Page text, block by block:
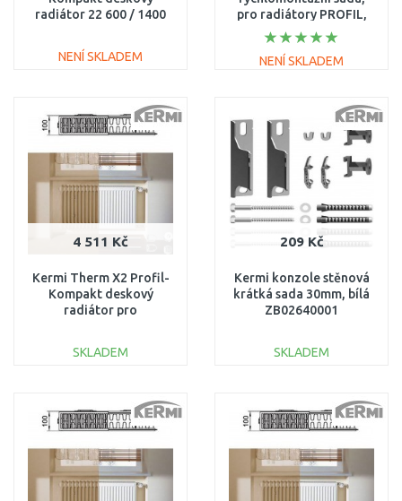
radiátor 22 600 / 1400
NENÍ SKLADEM
Porovnat
pro radiátory PROFIL,
Typ 22, výška 200 mm
ZB02970017
NENÍ SKLADEM
Porovnat
4 511 Kč
Kermi Therm X2 Profil-
Kompakt deskový
radiátor pro
SKLADEM
Porovnat
209 Kč
Kermi konzole stěnová
krátká sada 30mm, bílá
ZB02640001
SKLADEM
Porovnat